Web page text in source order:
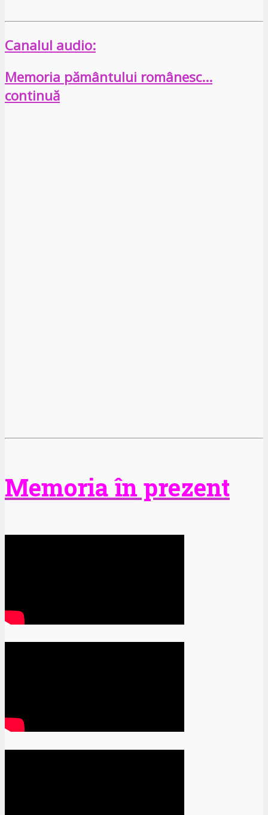
Canalul audio:
Memoria pământului românesc…
continuă
Memoria în prezent